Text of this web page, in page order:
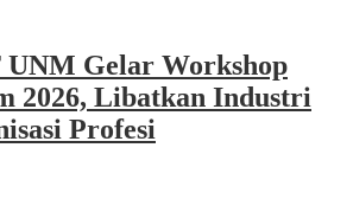
UNM Gelar Workshop
2026, Libatkan Industri
Profesi